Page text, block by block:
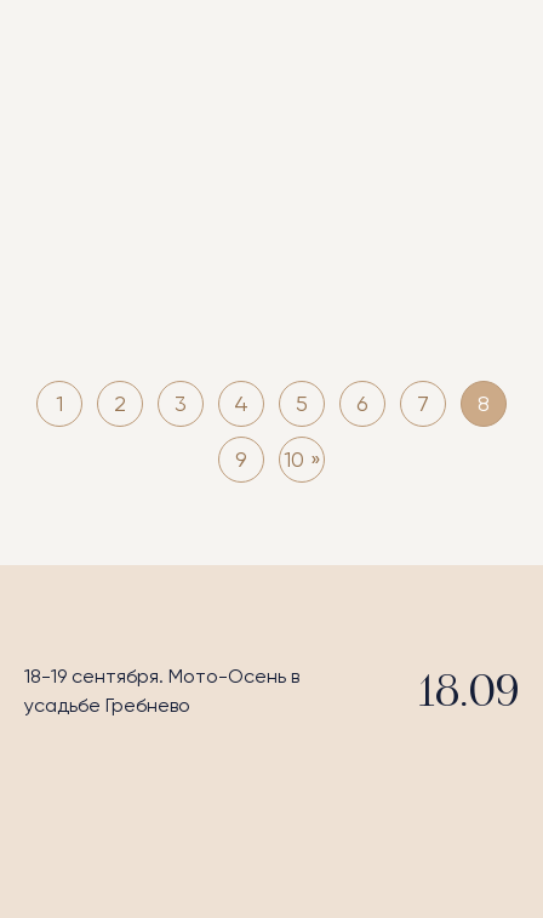
1 2 3 4 5 6 7 8
9 10 »
18.09
18-19 сентября. Мото-Осень в
усадьбе Гребнево